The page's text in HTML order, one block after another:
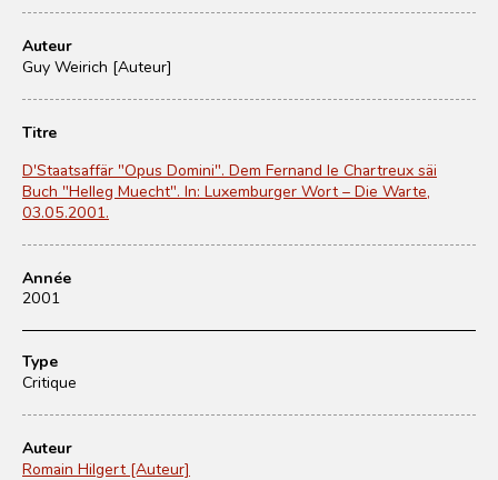
Auteur
Guy Weirich [Auteur]
Titre
D'Staatsaffär "Opus Domini". Dem Fernand le Chartreux säi
Buch "Helleg Muecht". In: Luxemburger Wort – Die Warte,
03.05.2001.
Année
2001
Type
Critique
Auteur
Romain Hilgert [Auteur]